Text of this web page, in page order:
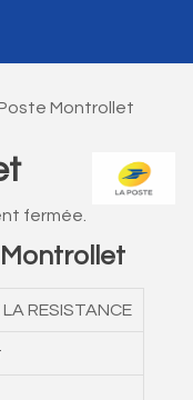
Montrollet
fermée.
LA RESISTANCE